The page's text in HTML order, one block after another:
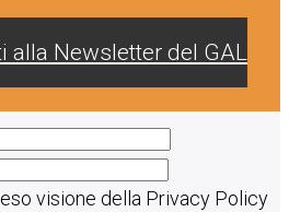
alla Newsletter del GAL
visione della Privacy Policy